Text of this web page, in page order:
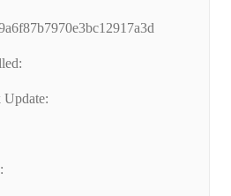
Update: